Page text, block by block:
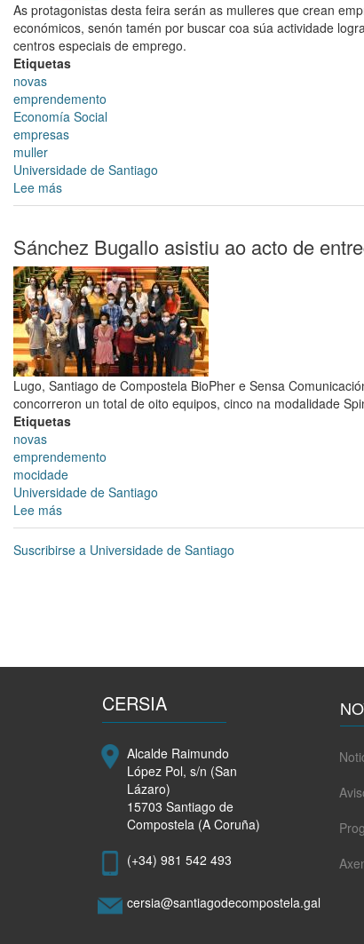
As protagonistas desta feira serán as mulleres que crean
económicos, senón tamén por buscar coa súa actividade
centros especiais de emprego.
Etiquetas
novas
emprendemento
Economía Social
empresas
muller
Universidade de Santiago
Lee más
A
Feira
de
Outubro
de
Emprendedoras
de
Compostela
profundará
na
innovación
social
emprendemento
Sánchez Bugallo asistiu ao acto de
Lugo, Santiago de Compostela BioPher e Sensa
concorreron un total de oito equipos, cinco na modalidade
Etiquetas
novas
emprendemento
mocidade
Universidade de Santiago
Lee más
Sánchez
Bugallo
premios
Suscribirse a Universidade de Santiago
CERSIA
Alcalde Raimundo
López Pol, s/n (San
Lázaro)
15703 Santiago de
Compostela (A Coruña)
(+34) 981 542 493
cersia@santiagodecompostela.gal